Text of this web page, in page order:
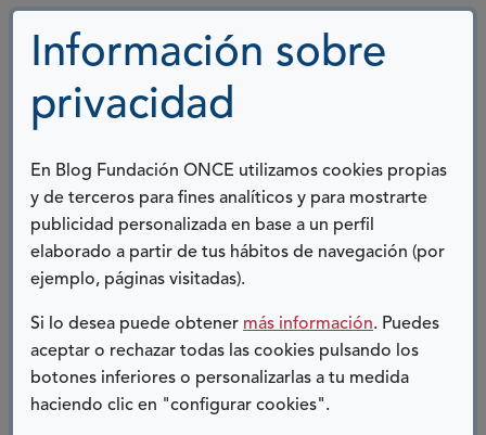
Información sobre
privacidad
En Blog Fundación ONCE utilizamos cookies propias
y de terceros para fines analíticos y para mostrarte
publicidad personalizada en base a un perfil
elaborado a partir de tus hábitos de navegación (por
ejemplo, páginas visitadas).
Si lo desea puede obtener más información. Puedes
aceptar o rechazar todas las cookies pulsando los
botones inferiores o personalizarlas a tu medida
haciendo clic en "configurar cookies".
de Fundación ONCE
COMPARTIR:
Twitter
Facebook
LinkedIn
Telegram
ENTRADAS RELACIONADAS
25 AÑOS AYUDANDO CON EL